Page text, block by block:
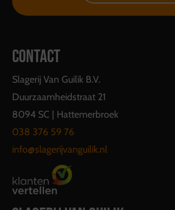
CONTACT
Slagerij Van Guilik B.V.
Duurzaamheidstraat 21
8094 SC | Hattemerbroek
038 376 59 76
info@slagerijvanguilik.nl